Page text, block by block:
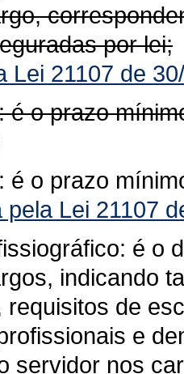
por lei;
Lei 21107 de
é o prazo
é o prazo
Lei 21107
é o
indicando
requisitos de
e
servidor nos